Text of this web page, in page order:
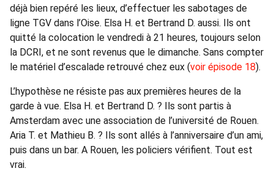
déjà bien repéré les lieux, d’effectuer les sabotages de
ligne TGV dans l’Oise. Elsa H. et Bertrand D. aussi. Ils ont
quitté la colocation le vendredi à 21 heures, toujours selon
la DCRI, et ne sont revenus que le dimanche. Sans compter
le matériel d’escalade retrouvé chez eux (voir épisode 18).
L’hypothèse ne résiste pas aux premières heures de la
garde à vue. Elsa H. et Bertrand D. ? Ils sont partis à
Amsterdam avec une association de l’université de Rouen.
Aria T. et Mathieu B. ? Ils sont allés à l’anniversaire d’un ami,
puis dans un bar. A Rouen, les policiers vérifient. Tout est
vrai.